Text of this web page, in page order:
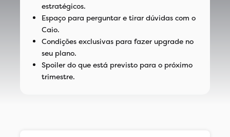
estratégicos.
Espaço para perguntar e tirar dúvidas com o
Caio.
Condições exclusivas para fazer upgrade no
seu plano.
Spoiler do que está previsto para o próximo
trimestre.